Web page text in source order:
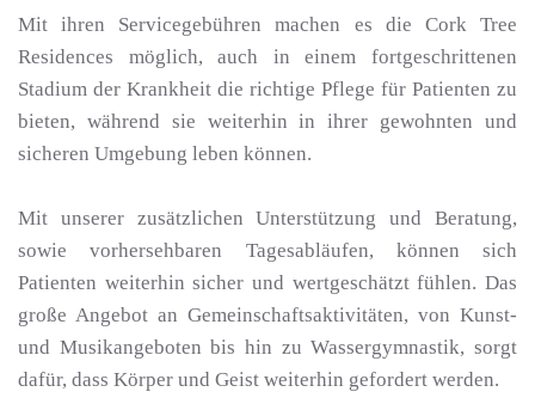
Mit ihren Servicegebühren machen es die Cork Tree
Residences möglich, auch in einem fortgeschrittenen
Stadium der Krankheit die richtige Pflege für Patienten zu
bieten, während sie weiterhin in ihrer gewohnten und
sicheren Umgebung leben können.
Mit unserer zusätzlichen Unterstützung und Beratung,
sowie vorhersehbaren Tagesabläufen, können sich
Patienten weiterhin sicher und wertgeschätzt fühlen. Das
große Angebot an Gemeinschaftsaktivitäten, von Kunst-
und Musikangeboten bis hin zu Wassergymnastik, sorgt
dafür, dass Körper und Geist weiterhin gefordert werden.